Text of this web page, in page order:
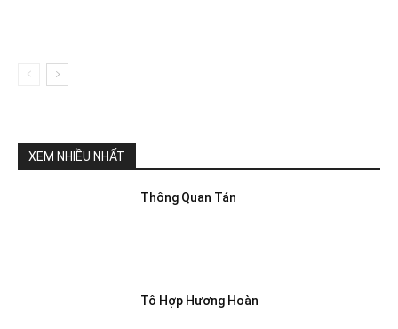
XEM NHIỀU NHẤT
Thông Quan Tán
Tô Hợp Hương Hoàn